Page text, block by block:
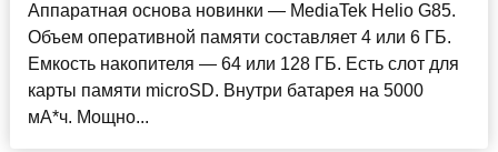
Аппаратная основа новинки — MediaTek Helio G85.
Объем оперативной памяти составляет 4 или 6 ГБ.
Емкость накопителя — 64 или 128 ГБ. Есть слот для
карты памяти microSD. Внутри батарея на 5000
мА*ч. Мощно...